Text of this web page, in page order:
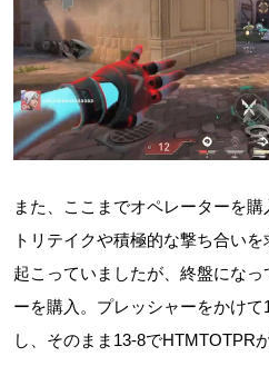
また、ここまでオペレーターを
トリテイクや積極的な撃ち合い
起こっていましたが、終盤にな
ーを購入。プレッシャーをかけ
し、そのまま13-8でHTMTOTPR